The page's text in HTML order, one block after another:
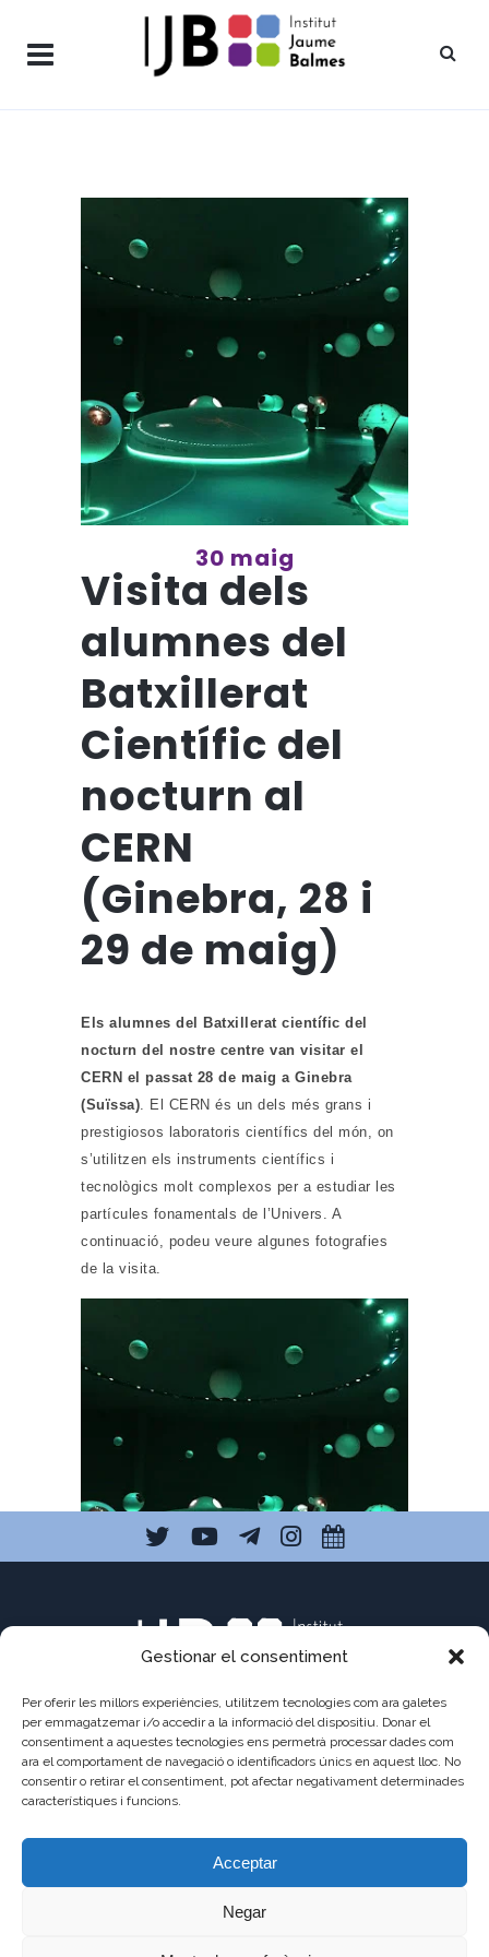
Gestionar el consentiment
Per oferir les millors experiències, utilitzem tecnologies com ara galetes
per emmagatzemar i/o accedir a la informació del dispositiu. Donar el
consentiment a aquestes tecnologies ens permetrà processar dades com
ara el comportament de navegació o identificadors únics en aquest lloc. No
consentir o retirar el consentiment, pot afectar negativament determinades
característiques i funcions.
Acceptar
Negar
30 maig
Visita dels
alumnes del
Batxillerat
Científic del
nocturn al
CERN
(Ginebra, 28 i
29 de maig)
Els alumnes del Batxillerat científic del
nocturn del nostre centre van visitar el
CERN el passat 28 de maig a Ginebra
(Suïssa). El CERN és un dels més grans i
prestigiosos laboratoris científics del món, on
s’utilitzen els instruments científics i
tecnològics molt complexos per a estudiar les
partícules fonamentals de l’Univers. A
continuació, podeu veure algunes fotografies
de la visita.
Batxillerat,BTX Sortides
C/ Pau Claris 121
08009 Barcelona
93 487 03 01